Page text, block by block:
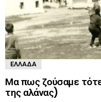
ΕΛΛΆΔΑ
Μα πως ζούσαμε
της αλάνας)